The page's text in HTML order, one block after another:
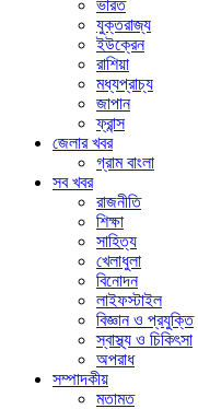
ভারত
যুক্তরাজ্য
ইউক্রেন
রাশিয়া
মধ্যপ্রাচ্য
জাপান
ফ্রান্স
জেলার খবর
গ্রাম বাংলা
সব খবর
রাজনীতি
শিক্ষা
সাহিত্য
খেলাধুলা
বিনোদন
লাইফস্টাইল
বিজ্ঞান ও প্রযুক্তি
স্বাস্থ্য ও চিকিৎসা
অপরাধ
সম্পাদকীয়
মতামত